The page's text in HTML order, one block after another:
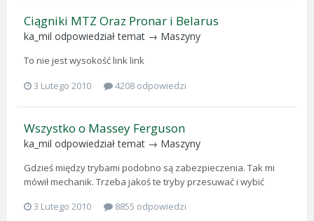
Ciągniki MTZ Oraz Pronar i Belarus
ka_mil odpowiedział temat → Maszyny
To nie jest wysokość link link
3 Lutego 2010
4208 odpowiedzi
Wszystko o Massey Ferguson
ka_mil odpowiedział temat → Maszyny
Gdzieś między trybami podobno są zabezpieczenia. Tak mi
mówił mechanik. Trzeba jakoś te tryby przesuwać i wybić
3 Lutego 2010
8855 odpowiedzi